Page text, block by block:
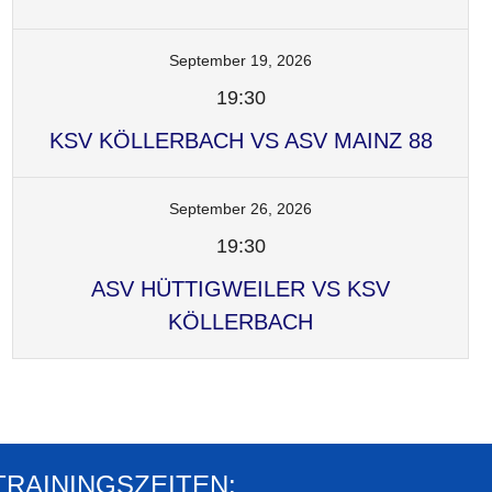
September 19, 2026
19:30
KSV KÖLLERBACH VS ASV MAINZ 88
September 26, 2026
19:30
ASV HÜTTIGWEILER VS KSV
KÖLLERBACH